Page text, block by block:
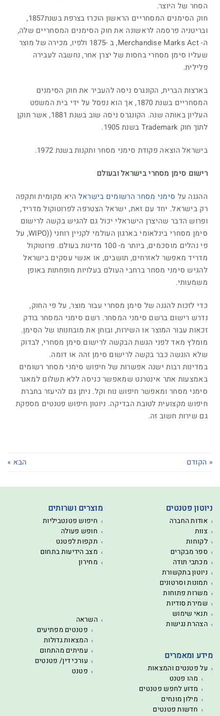
הסחר של היוצר.
חוק הסימנים המסחריים הראשון הוכרז בצרפת בשנת1857,
ובריטניה פרסמה לראשונה את חוק הסימנים המסחריים שלה,
ה- Merchandise Marks Act, ב -1875 ולפיו, מכירה של מוצר
שעליו סימן מסחרי בחסות של יצרן אחר, נחשבה לעבירה
פלילית.
בארצות הברית, הקונגרס ניסה להעביר את חוק הסימנים
המסחריים בשנת 1870, אך הוא נפסל על ידי בית המשפט
העליון באותה שנה. הקונגרס ניסה שוב בשנת 1881, אשר תוקן
לתוך חוק Trademark בשנת 1905.
בישראל הוצאה פקודת סימני מסחר ותקנות בשנת 1972.
רישום סימן מסחרי בישראל ובעולם
ההגנה על סימני מסחר הרשומים בישראל היא מקומית ותקפה
רק בישראל. יחד עם זאת, ישראל הצטרפה לפרוטוקול מדריד,
ופרוש הדבר שהיצרן הישראלי יכול גם להגיש בקשה לרישום
סימן מסחרי בינלאומי בארגון העולמי לקניין רוחני ((WIPO, על
פי נהלים מוסכמים, ביותר מ- 100 מדינות בעולם. פרוטוקול
מדריד מאפשר לאזרחים, תושבים, או אנשי עסקים בישראל
להגיש סימני מסחר ברחבי העולם בעלויות מופחתות באופן
משמעותי.
כדי לזכות להגנה של סימן מסחרי עבור מוצר, על פי החוק,
נדרש רישום ברשם סימני המסחר. רשם סימני המסחר בודק
זכאות עבור המוצר או השירות, ובוחן את מובחנותו של הסימן.
מומלץ מאד לפני הגשת הבקשה לרישום סימן מסחרי, לבדוק
שלא הוגשה כבר בקשה לרישום סימן זהה או דומה.
במדינות רבות ישנה אפשרות של חיפוש סימני מסחר רשומים
באמצעות אתר אינטרנט שמאפשר כניסה ללא תשלום למאגר
סימני מסחר ומאפשר חיפוש נוח וקל. ניתן גם להיעזר בחברת
חיפוש מקצועית לטובת הבדיקה. ניוטון חיפוש פטנטים מספקת
גם שירות חשוב זה.
« הקודם הבא »
ניוטון פטנטים
אודות החברה
צוות
לקוחות
ספר מבקרים
מכתבי תודה
ניוטון בתקשורת
תמונות וסרטונים
משרות פתוחות
שמירת סודיות
תנאי שימוש
הצהרת נגישות
מוצרים ושרותים
חיפוש פטנטביליות
חופש פעולה
תקפות לפטנט
מצב הידיעות בתחום
מחירון
מידע ומאמרים
על פטנטים והמצאות
מהו פטנט
מדוע לחפש פטנטים
מילון מונחים
חדשות פטנטים
השראה
פטנטים מפתיעים
המצאות גדולות
עמיתים מהתחום
עורכי דין/ פטנטים
פטנט